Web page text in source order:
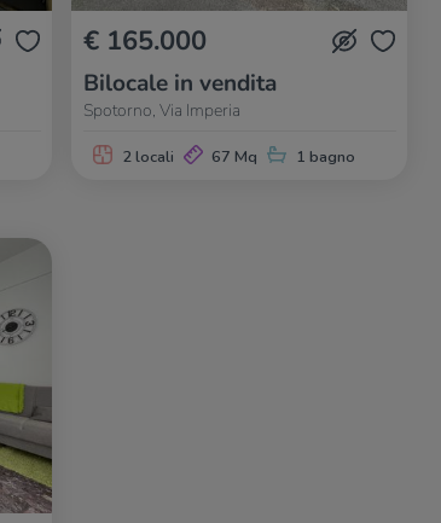
€ 165.000
Bilocale in vendita
Spotorno, Via Imperia
2 locali 67 Mq 1 bagno